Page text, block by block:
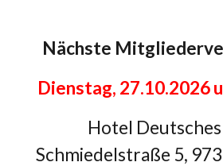
Nächste
Dienstag, 27.10.2026
Hotel Deutsches
Schmiedelstraße 5,